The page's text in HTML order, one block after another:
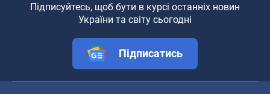
Підписуйтесь, щоб бути в курсі останніх новин
України та світу сьогодні
Підписатись